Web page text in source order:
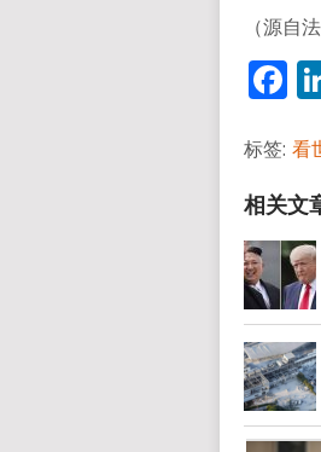
（源自
标签: 看